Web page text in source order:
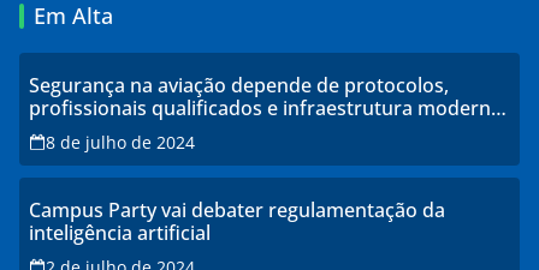
Em Alta
Segurança na aviação depende de protocolos,
profissionais qualificados e infraestrutura moderna,
explicam especialistas
8 de julho de 2024
Campus Party vai debater regulamentação da
inteligência artificial